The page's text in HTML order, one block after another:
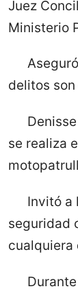
Juez
Ministerio
delitos
se realiza
Invitó a
seguridad
cualquiera